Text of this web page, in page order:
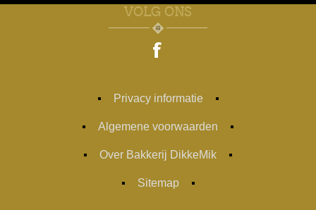
VOLG ONS
Privacy informatie
Algemene voorwaarden
Over Bakkerij DikkeMik
Sitemap